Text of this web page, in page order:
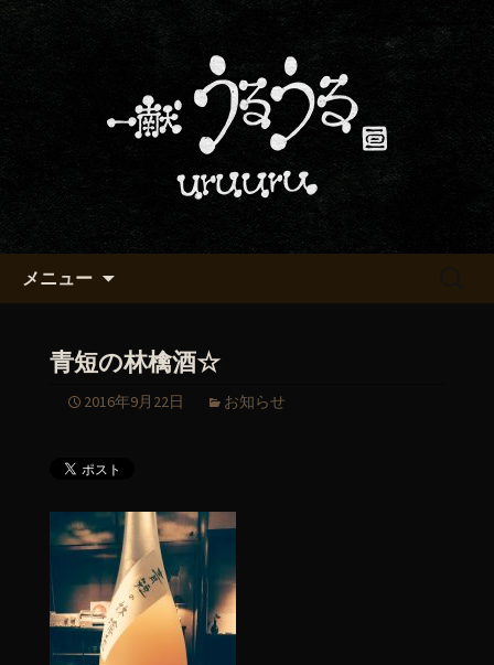
京都・五条でおいしい地酒が飲
める「一献うるうる」のブロ
京都・五条烏丸の町屋居酒屋「一献う
るうる」からのお知らせ
メニュー
青短の林檎酒☆
2016年9月22日 お知らせ